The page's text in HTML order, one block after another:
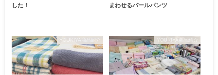
した！ まわせるパールパンツ
YOUKIYA商品紹介 YOUKIYA商品紹介